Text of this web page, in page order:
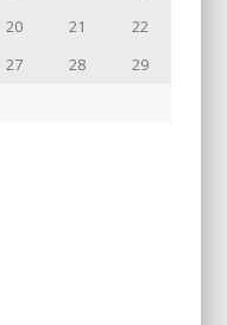
20 21
22
27 28
29